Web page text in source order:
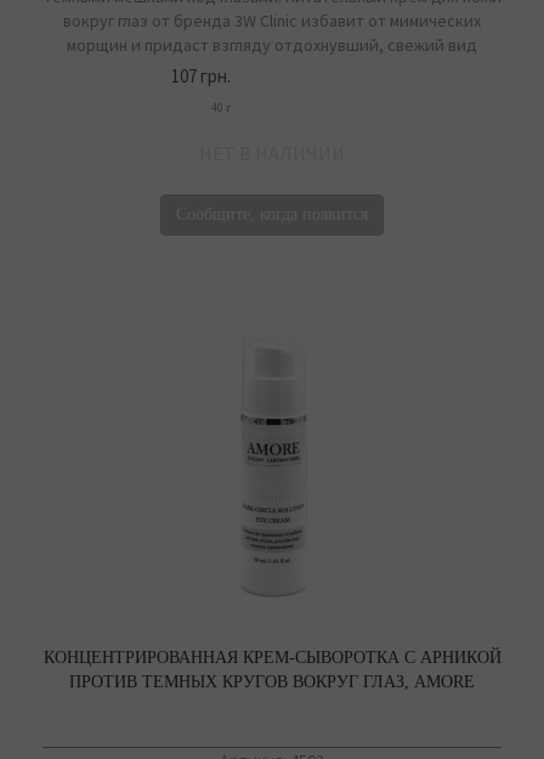
вокруг глаз от бренда 3W Clinic избавит от мимических
морщин и придаст взгляду отдохнувший, свежий вид
107 грн.
40 г
КОНЦЕНТРИРОВАННАЯ КРЕМ-СЫВОРОТКА С АРНИКОЙ
ПРОТИВ ТЕМНЫХ КРУГОВ ВОКРУГ ГЛАЗ, AMORE